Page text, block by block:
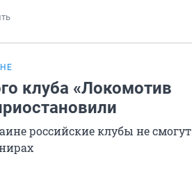
клуба «Локомотив
российские клубы не смогут